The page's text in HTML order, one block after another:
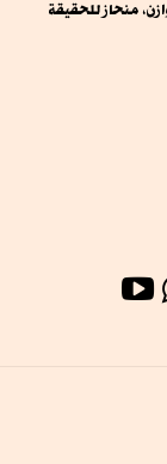
منحاز للحقيقة